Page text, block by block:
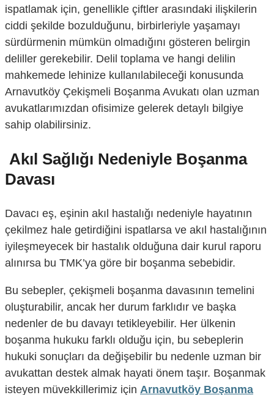
ispatlamak için, genellikle çiftler arasındaki ilişkilerin
ciddi şekilde bozulduğunu, birbirleriyle yaşamayı
sürdürmenin mümkün olmadığını gösteren belirgin
deliller gerekebilir. Delil toplama ve hangi delilin
mahkemede lehinize kullanılabileceği konusunda
Arnavutköy Çekişmeli Boşanma Avukatı olan uzman
avukatlarımızdan ofisimize gelerek detaylı bilgiye
sahip olabilirsiniz.
Akıl Sağlığı Nedeniyle Boşanma
Davası
Davacı eş, eşinin akıl hastalığı nedeniyle hayatının
çekilmez hale getirdiğini ispatlarsa ve akıl hastalığının
iyileşmeyecek bir hastalık olduğuna dair kurul raporu
alınırsa bu TMK’ya göre bir boşanma sebebidir.
Bu sebepler, çekişmeli boşanma davasının temelini
oluşturabilir, ancak her durum farklıdır ve başka
nedenler de bu davayı tetikleyebilir. Her ülkenin
boşanma hukuku farklı olduğu için, bu sebeplerin
hukuki sonuçları da değişebilir bu nedenle uzman bir
avukattan destek almak hayati önem taşır. Boşanmak
isteyen müvekkillerimiz için Arnavutköy Boşanma